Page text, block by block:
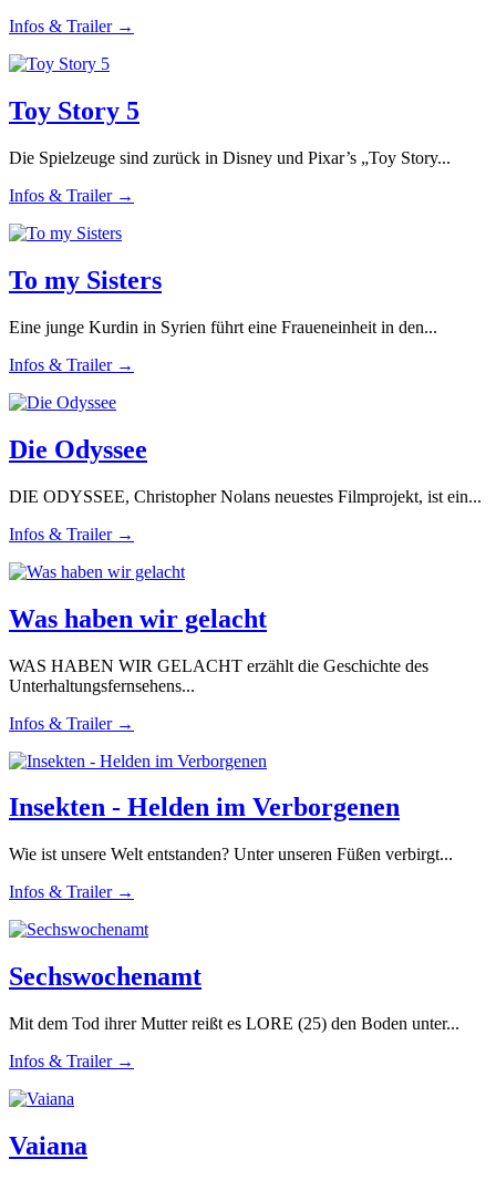
Infos & Trailer →
Toy Story 5
Die Spielzeuge sind zurück in Disney und Pixar’s „Toy Story...
Infos & Trailer →
To my Sisters
Eine junge Kurdin in Syrien führt eine Fraueneinheit in den...
Infos & Trailer →
Die Odyssee
DIE ODYSSEE, Christopher Nolans neuestes Filmprojekt, ist ein...
Infos & Trailer →
Was haben wir gelacht
WAS HABEN WIR GELACHT erzählt die Geschichte des
Unterhaltungsfernsehens...
Infos & Trailer →
Insekten - Helden im Verborgenen
Wie ist unsere Welt entstanden? Unter unseren Füßen verbirgt...
Infos & Trailer →
Sechswochenamt
Mit dem Tod ihrer Mutter reißt es LORE (25) den Boden unter...
Infos & Trailer →
Vaiana